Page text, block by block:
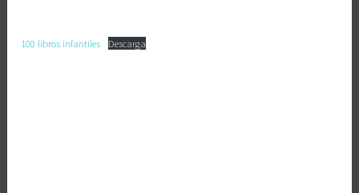
100 libros infantiles Descarga